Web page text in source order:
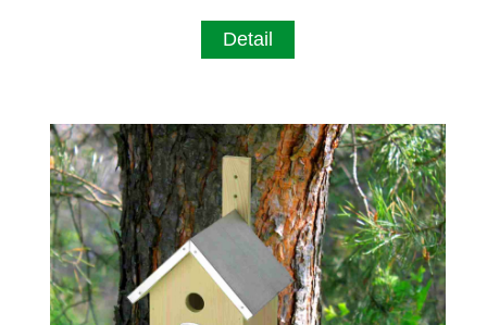
Detail